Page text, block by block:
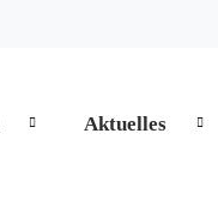
Aktuelles